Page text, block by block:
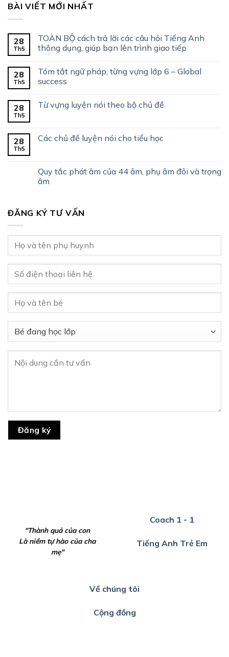
BÀI VIẾT MỚI NHẤT
28
Th5
TOÀN BỘ cách trả lời các câu hỏi Tiếng Anh
thông dụng, giúp bạn lên trình giao tiếp
28
Th5
Tóm tắt ngữ pháp, từng vựng lớp 6 – Global
success
28
Th5
Từ vựng luyện nói theo bộ chủ đề
28
Th5
Các chủ đề luyện nói cho tiểu học
Quy tắc phát âm của 44 âm, phụ âm đôi và trọng
âm
ĐĂNG KÝ TƯ VẤN
Đăng ký
"Thành quả của con
Là niềm tự hào của cha
mẹ"
Coach 1 - 1
Tiếng Anh Trẻ Em
Về chúng tôi
Cộng đồng